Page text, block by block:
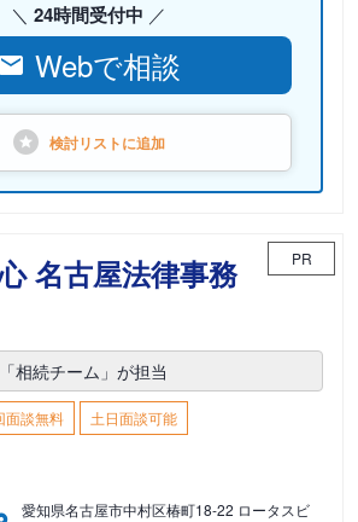
24時間受付中
Webで相談
検討リストに追加
名古屋法律事務
PR
相続チーム」が担当
面談無料
土日面談可能
愛知県名古屋市中村区椿町18-22 ロータスビ